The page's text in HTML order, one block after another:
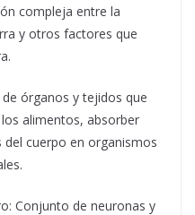
compleja entre la
y otros factores que
órganos y tejidos que
alimentos, absorber
cuerpo en organismos
Conjunto de neuronas y